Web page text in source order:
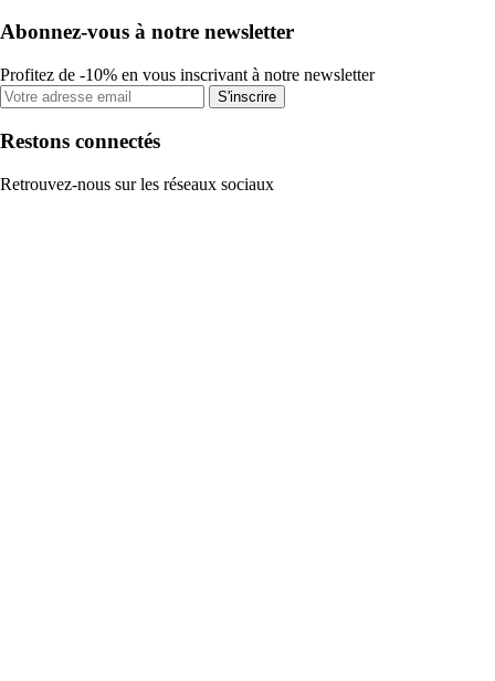
Abonnez-vous à notre newsletter
Profitez de -10% en vous inscrivant à notre newsletter
S'inscrire
Restons connectés
Retrouvez-nous sur les réseaux sociaux